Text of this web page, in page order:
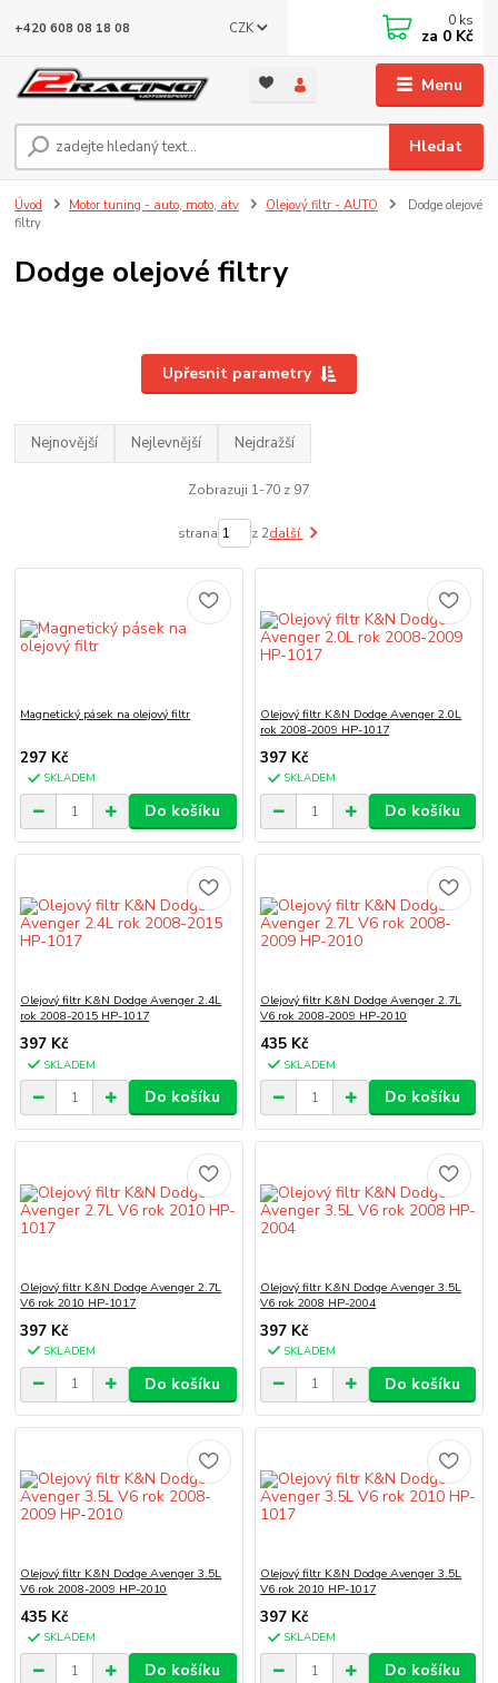
Menu
CZK
Hledat
+420 608 08 18 08 0 ks
za 0 Kč
Úvod Motor tuning - auto, moto, atv Olejový filtr - AUTO
Dodge olejové
filtry
Dodge olejové filtry
Upřesnit parametry
Nejnovější Nejlevnější Nejdražší
Zobrazuji 1-70 z 97
strana z 2další
Magnetický pásek na olejový filtr
297 Kč
SKLADEM
Do košíku
Olejový filtr K&N Dodge Avenger 2.0L
rok 2008-2009 HP-1017
397 Kč
SKLADEM
Do košíku
Olejový filtr K&N Dodge Avenger 2.4L
rok 2008-2015 HP-1017
397 Kč
SKLADEM
Do košíku
Olejový filtr K&N Dodge Avenger 2.7L
V6 rok 2008-2009 HP-2010
435 Kč
SKLADEM
Do košíku
Olejový filtr K&N Dodge Avenger 2.7L
V6 rok 2010 HP-1017
397 Kč
SKLADEM
Do košíku
Olejový filtr K&N Dodge Avenger 3.5L
V6 rok 2008 HP-2004
397 Kč
SKLADEM
Do košíku
Olejový filtr K&N Dodge Avenger 3.5L
V6 rok 2008-2009 HP-2010
435 Kč
SKLADEM
Do košíku
Olejový filtr K&N Dodge Avenger 3.5L
V6 rok 2010 HP-1017
397 Kč
SKLADEM
Do košíku